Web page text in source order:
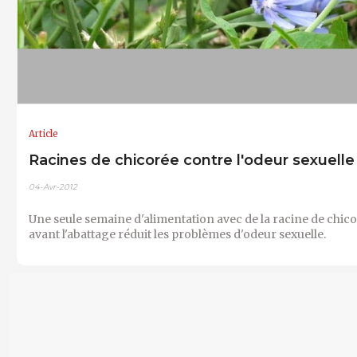
Article
Racines de chicorée contre l'odeur sexuelle
04-Avr-2012
Une seule semaine d'alimentation avec de la racine de
avant l'abattage réduit les problèmes d'odeur sexuelle.